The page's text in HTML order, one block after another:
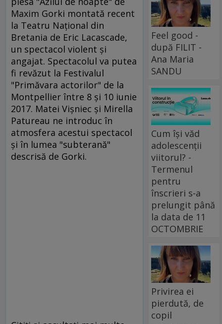
Maxim Gorki montată recent
la Teatru Naţional din
Bretania de Eric Lacascade,
un spectacol violent și
angajat. Spectacolul va putea
fi revăzut la Festivalul
"Primăvara actorilor" de la
Montpellier între 8 și 10 iunie
2017. Matei Vişniec şi Mirella
Patureau ne introduc în
atmosfera acestui spectacol
şi în lumea "subterană"
descrisă de Gorki.
Feel good -
după FILIT -
Ana Maria
SANDU
Cum își văd
adolescenții
viitorul? -
Termenul
pentru
înscrieri s-a
prelungit până
la data de 11
OCTOMBRIE
Privirea ei
pierdută, de
copil